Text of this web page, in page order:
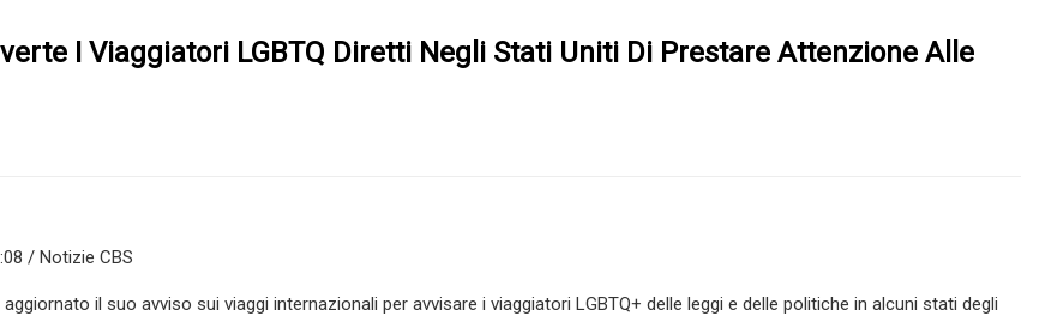
I Viaggiatori LGBTQ Diretti Negli Stati Uniti Di Prestare Attenzione Alle
/ Notizie CBS
il suo avviso sui viaggi internazionali per avvisare i viaggiatori LGBTQ+ delle leggi e delle politiche in alcuni stati degli